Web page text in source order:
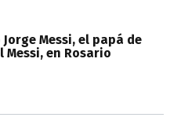
Jorge Messi, el papá de
Messi, en Rosario